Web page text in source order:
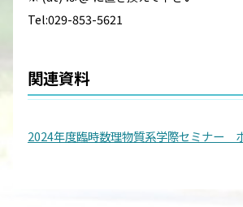
Tel:029-853-5621
関連資料
2024年度臨時数理物質系学際セミナー